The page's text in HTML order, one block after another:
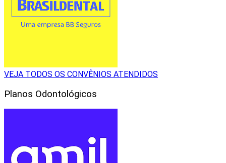
VEJA TODOS OS CONVÊNIOS ATENDIDOS
Planos Odontológicos